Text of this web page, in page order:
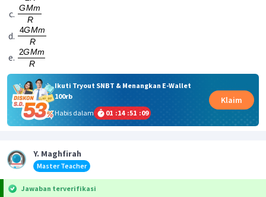
Ikuti Tryout SNBT & Menangkan E-Wallet
100rb
Habis dalam
01 :14 :51 :08
Klaim
Y. Maghfirah
Master Teacher
Jawaban terverifikasi